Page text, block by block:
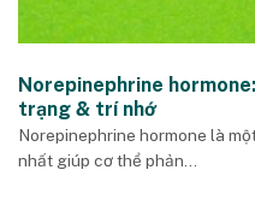
Norepinephrine
trạng & trí nhớ
Norepinephrine hormone là
nhất giúp cơ thể phản...